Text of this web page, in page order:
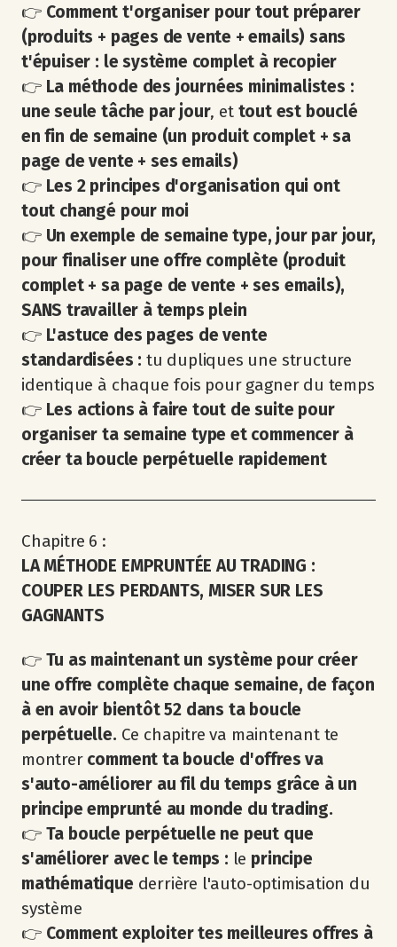
👉 Comment t'organiser pour tout préparer
(produits + pages de vente + emails) sans
t'épuiser : le système complet à recopier
👉 La méthode des journées minimalistes :
une seule tâche par jour, et tout est bouclé
en fin de semaine (un produit complet + sa
page de vente + ses emails)
👉 Les 2 principes d'organisation qui ont
tout changé pour moi
👉 Un exemple de semaine type, jour par jour,
pour finaliser une offre complète (produit
complet + sa page de vente + ses emails),
SANS travailler à temps plein
👉 L'astuce des pages de vente
standardisées : tu dupliques une structure
identique à chaque fois pour gagner du temps
👉 Les actions à faire tout de suite pour
organiser ta semaine type et commencer à
créer ta boucle perpétuelle rapidement
Chapitre 6 :
LA MÉTHODE EMPRUNTÉE AU TRADING :
COUPER LES PERDANTS, MISER SUR LES
GAGNANTS
👉 Tu as maintenant un système pour créer
une offre complète chaque semaine, de façon
à en avoir bientôt 52 dans ta boucle
perpétuelle. Ce chapitre va maintenant te
montrer comment ta boucle d'offres va
s'auto-améliorer au fil du temps grâce à un
principe emprunté au monde du trading.
👉 Ta boucle perpétuelle ne peut que
s'améliorer avec le temps : le principe
mathématique derrière l'auto-optimisation du
système
👉 Comment exploiter tes meilleures offres à